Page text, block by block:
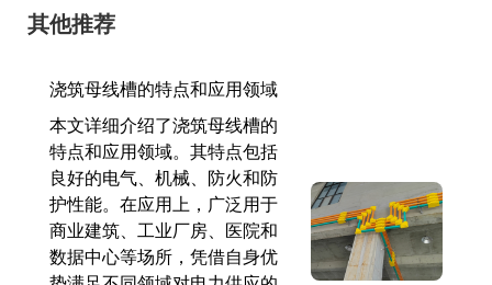
其他推荐
浇筑母线槽的特点和应用领域
本文详细介绍了浇筑母线槽的
特点和应用领域。其特点包括
良好的电气、机械、防火和防
护性能。在应用上，广泛用于
商业建筑、工业厂房、医院和
数据中心等场所，凭借自身优